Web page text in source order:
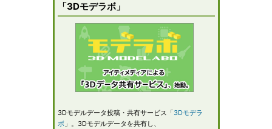
「3Dモデラボ」
3Dモデルデータ投稿・共有サービス「3Dモデラ
ボ」。3Dモデルデータを共有し、